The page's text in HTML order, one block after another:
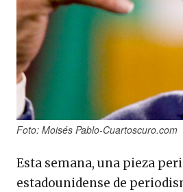
Foto: Moisés Pablo-Cuartoscuro.com
Esta semana, una pieza
estadounidense de